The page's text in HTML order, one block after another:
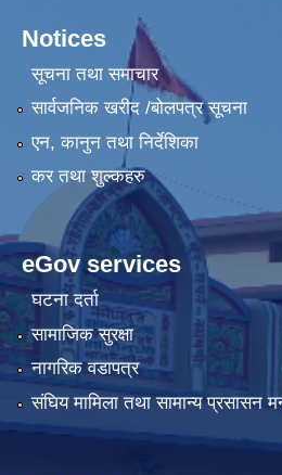
Notices
सूचना तथा समाचार
सार्वजनिक खरीद /बोलपत्र सूचना
एन, कानुन तथा निर्देशिका
कर तथा शुल्कहरु
eGov services
घटना दर्ता
सामाजिक सुरक्षा
नागरिक वडापत्र
संघिय मामिला तथा सामान्य प्रसासन